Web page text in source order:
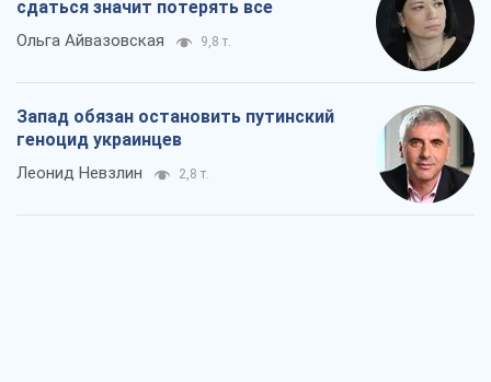
сдаться значит потерять все
Ольга Айвазовская 9,8 т.
Запад обязан остановить путинский
геноцид украинцев
Леонид Невзлин 2,8 т.